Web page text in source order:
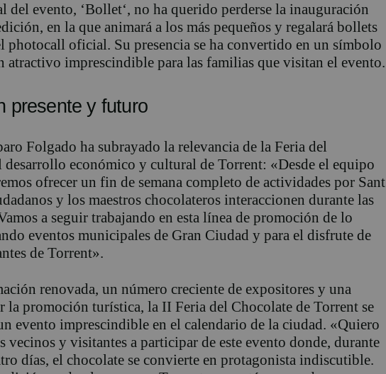
del evento, ‘Bollet‘, no ha querido perderse la inauguración
, en la que animará a los más pequeños y regalará bollets
photocall oficial. Su presencia se ha convertido en un símbolo
atractivo imprescindible para las familias que visitan el evento.
presente y futuro
Folgado ha subrayado la relevancia de la Feria del
desarrollo económico y cultural de Torrent: «Desde el equipo
ofrecer un fin de semana completo de actividades por Sant
y los maestros chocolateros interaccionen durante las
a seguir trabajando en esta línea de promoción de lo
eventos municipales de Gran Ciudad y para el disfrute de
de Torrent».
renovada, un número creciente de expositores y una
la promoción turística, la II Feria del Chocolate de Torrent se
evento imprescindible en el calendario de la ciudad. «Quiero
vecinos y visitantes a participar de este evento donde, durante
días, el chocolate se convierte en protagonista indiscutible.